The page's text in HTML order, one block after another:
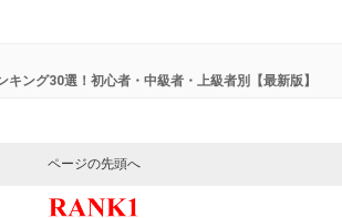
キング30選！初心者・中級者・上級者別【最新版】
ページの先頭へ